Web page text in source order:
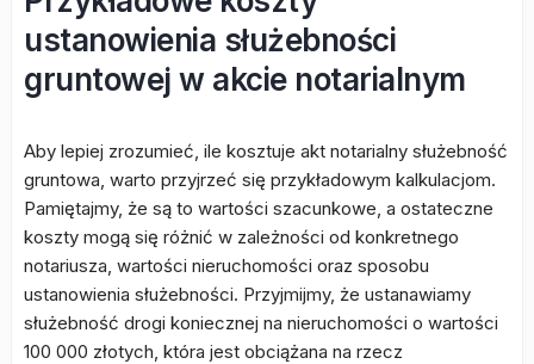
ustanowienia służebności
gruntowej w akcie notarialnym
Aby lepiej zrozumieć, ile kosztuje akt notarialny służebność
gruntowa, warto przyjrzeć się przykładowym kalkulacjom.
Pamiętajmy, że są to wartości szacunkowe, a ostateczne
koszty mogą się różnić w zależności od konkretnego
notariusza, wartości nieruchomości oraz sposobu
ustanowienia służebności. Przyjmijmy, że ustanawiamy
służebność drogi koniecznej na nieruchomości o wartości
100 000 złotych, która jest obciążana na rzecz